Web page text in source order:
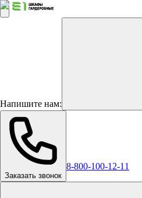
Напишите нам:
Заказать звонок
8-800-100-12-11